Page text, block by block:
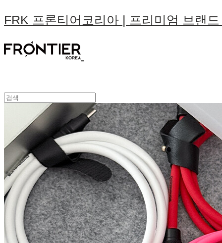
FRK 프론티어코리아 | 프리미엄 브랜